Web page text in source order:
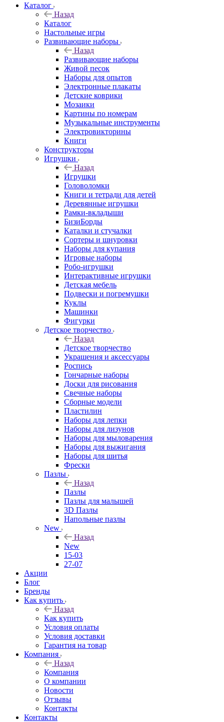
Каталог
Назад
Каталог
Настольные игры
Развивающие наборы
Назад
Развивающие наборы
Живой песок
Наборы для опытов
Электронные плакаты
Детские коврики
Мозаики
Картины по номерам
Музыкальные инструменты
Электровикторины
Книги
Конструкторы
Игрушки
Назад
Игрушки
Головоломки
Книги и тетради для детей
Деревянные игрушки
Рамки-вкладыши
БизиБорды
Каталки и стучалки
Сортеры и шнуровки
Наборы для купания
Игровые наборы
Робо-игрушки
Интерактивные игрушки
Детская мебель
Подвески и погремушки
Куклы
Машинки
Фигурки
Детское творчество
Назад
Детское творчество
Украшения и аксессуары
Роспись
Гончарные наборы
Доски для рисования
Свечные наборы
Сборные модели
Пластилин
Наборы для лепки
Наборы для лизунов
Наборы для мыловарения
Наборы для выжигания
Наборы для шитья
Фрески
Пазлы
Назад
Пазлы
Пазлы для малышей
3D Пазлы
Напольные пазлы
New
Назад
New
15-03
27-07
Акции
Блог
Бренды
Как купить
Назад
Как купить
Условия оплаты
Условия доставки
Гарантия на товар
Компания
Назад
Компания
О компании
Новости
Отзывы
Контакты
Контакты